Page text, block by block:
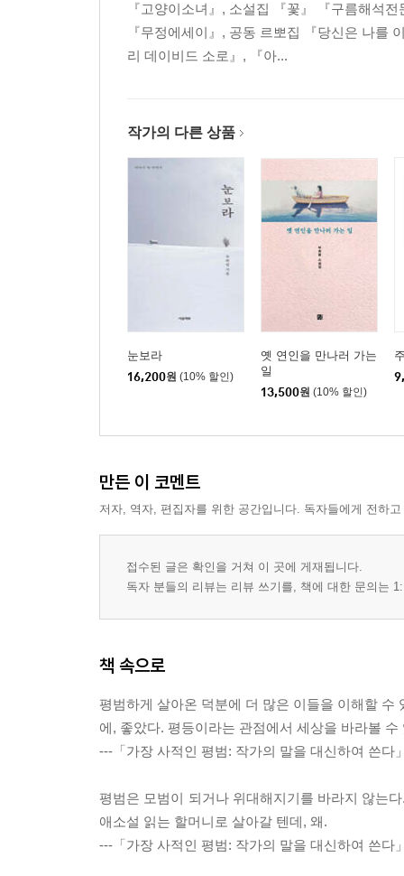
『고양이소녀』, 소설집 『꽃』 『구름해석
『무정에세이』, 공동 르뽀집 『당신은 나를
리 데이비드 소로』, 『아...
작가의 다른 상품
눈보라
16,200원 (10% 할인)
옛 연인을 만나러 가는
일
13,500원 (10% 할인)
만든 이 코멘트
저자, 역자, 편집자를 위한 공간입니다. 독자들에게 전하
접수된 글은 확인을 거쳐 이 곳에 게재됩니다.
독자 분들의 리뷰는 리뷰 쓰기를, 책에 대한 문의는
책 속으로
평범하게 살아온 덕분에 더 많은 이들을 이해할
에, 좋았다. 평등이라는 관점에서 세상을 바라볼 수
---「가장 사적인 평범: 작가의 말을 대신하여 쓴다
평범은 모범이 되거나 위대해지기를 바라지 않는
애소설 읽는 할머니로 살아갈 텐데, 왜.
---「가장 사적인 평범: 작가의 말을 대신하여 쓴다